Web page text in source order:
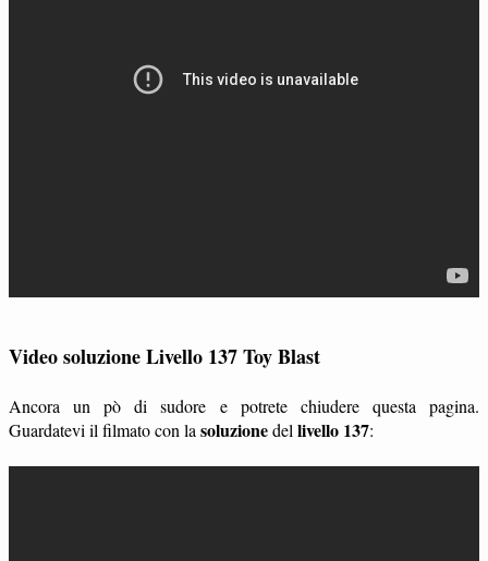
Video soluzione Livello 137 Toy Blast
Ancora un pò di sudore e potrete chiudere questa pagina.
Guardatevi il filmato con la soluzionedel livello 137: